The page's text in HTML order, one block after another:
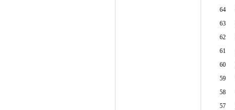
64
63
62
61
60
59
58
57